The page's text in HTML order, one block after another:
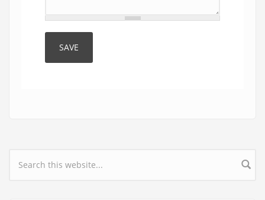
Search form